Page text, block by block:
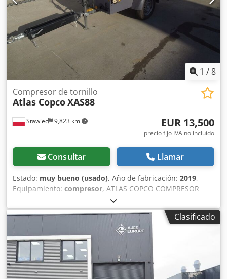
1 /8
Stawiec 9,823 km
Compresor de tornillo
Atlas CopcoXAS88
EUR 13,500
precio fijo IVA no incluído
Consultar Llamar
Estado: muy bueno (usado), Año de fabricación: 2019,
Equipamiento: compresor, ATLAS COPCO COMPRESOR
XAS88 5.2m3 2019 Compresor DIESEL ATLAS COPCO XAS 88
totalmente revisado. Datos técnicos: capacidad 5.20
m3/min; presión de trabajo 7 Bar; año de producción 2019;
Motor KUBOTA Dcjdpfx Ajrdf Swjbuok ¡¡¡kilometraje
1519h!!! compresor totalmente operativo precio neto:
58800 zł precio bruto: 72324 zł A continuación se muestra
un enlace a un video que muestra el trabajo de la
máquina
Clasificado